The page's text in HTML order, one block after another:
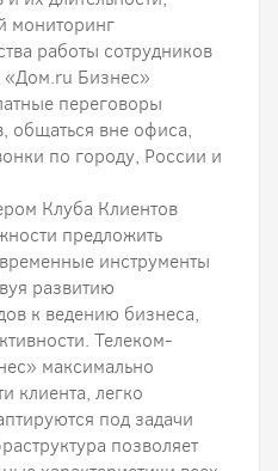
мониторинг
работы сотрудников
«Дом.ru Бизнес»
переговоры
общаться вне офиса,
по городу, России и
Клуба Клиентов
предложить
инструменты
развитию
к ведению бизнеса,
Телеком-
максимально
клиента, легко
под задачи
позволяет